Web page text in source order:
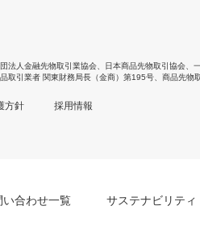
法人金融先物取引業協会 日本商品先物取引協会
取引業者 関東財務局長（金商）第195号、商品先物
方針 採用情報
い合わせ一覧 サステナビリティ